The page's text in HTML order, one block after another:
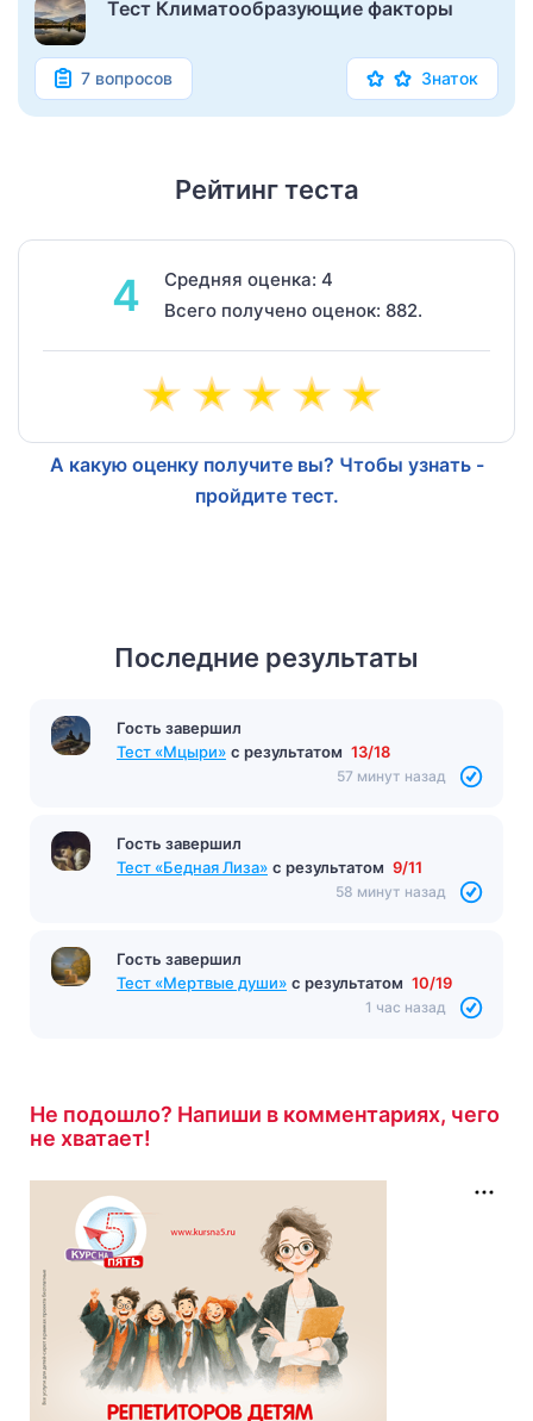
Тест Климатообразующие факторы
7 вопросов Знаток
Рейтинг теста
4
Средняя оценка: 4
Всего получено оценок: 882.
А какую оценку получите вы? Чтобы узнать -
пройдите тест.
Последние результаты
Гость завершил
Тест «Мцыри» с результатом 13/18
57 минут назад
Гость завершил
Тест «Бедная Лиза» с результатом 9/11
58 минут назад
Гость завершил
Тест «Мертвые души» с результатом 10/19
1 час назад
Не подошло? Напиши в комментариях, чего
не хватает!